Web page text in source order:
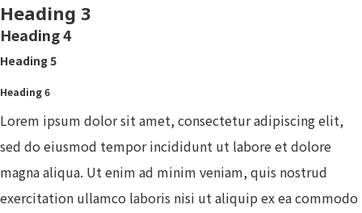
Heading 3
Heading 4
Heading 5
Heading 6
Lorem ipsum dolor sit amet, consectetur adipiscing elit,
sed do eiusmod tempor incididunt ut labore et dolore
magna aliqua. Ut enim ad minim veniam, quis nostrud
exercitation ullamco laboris nisi ut aliquip ex ea commodo